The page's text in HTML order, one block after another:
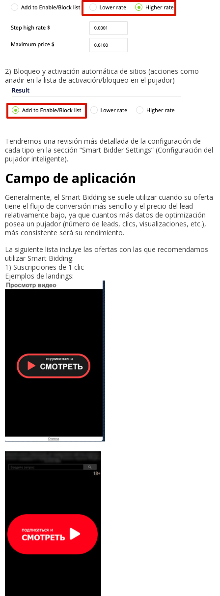
2) Bloqueo y activación automática de sitios (acciones como
añadir en la lista de activación/bloqueo en el pujador)
Tendremos una revisión más detallada de la configuración de
cada tipo en la sección “Smart Bidder Settings” (Configuración del
pujador inteligente).
Campo de aplicación
Generalmente, el Smart Bidding se suele utilizar cuando su oferta
tiene el flujo de conversión más sencillo y el precio del lead
relativamente bajo, ya que cuantos más datos de optimización
posea un pujador (número de leads, clics, visualizaciones, etc.),
más consistente será su rendimiento.
La siguiente lista incluye las ofertas con las que recomendamos
utilizar Smart Bidding:
1) Suscripciones de 1 clic
Ejemplos de landings: